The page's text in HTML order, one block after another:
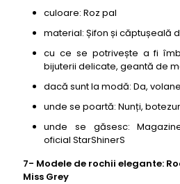
culoare: Roz pal
material: Șifon și căptușeală
cu ce se potrivește a fi
bijuterii delicate, geantă de
dacă sunt la modă: Da,
unde se poartă: Nunți,
unde se găsesc:
oficial StarShinerS
7- Modele de rochii elegante:
Miss Grey